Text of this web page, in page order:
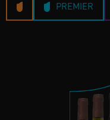
PREMIER